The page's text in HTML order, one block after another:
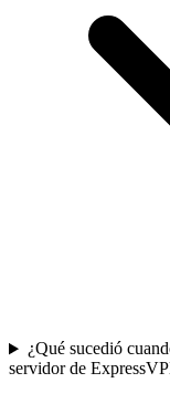
¿Qué sucedió
servidor de